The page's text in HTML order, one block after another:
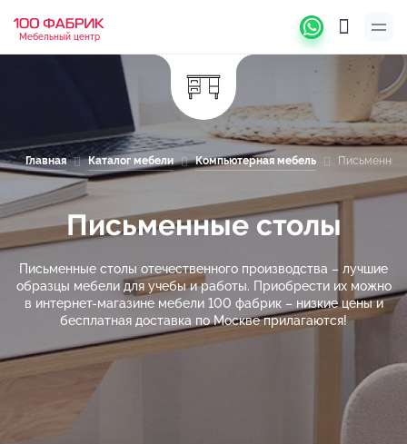
Мебельный центр
Главная Каталог мебели Компьютерная мебель Письменные
Письменные столы
Письменные столы отечественного производства – лучшие
образцы мебели для учебы и работы. Приобрести их можно
в интернет-магазине мебели 100 фабрик – низкие цены и
бесплатная доставка по Москве прилагаются!